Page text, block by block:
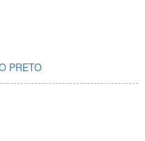
PRETO